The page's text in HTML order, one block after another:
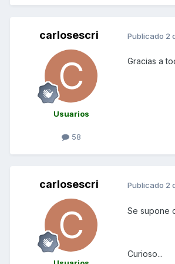
carlosescri
Usuarios
58
Publicado 2
Gracias a
carlosescri Publicado 2
Se supone
Curioso...